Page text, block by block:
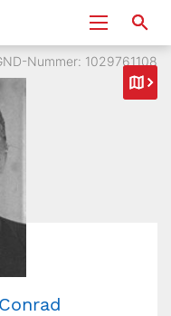
Nummer: 1029761108